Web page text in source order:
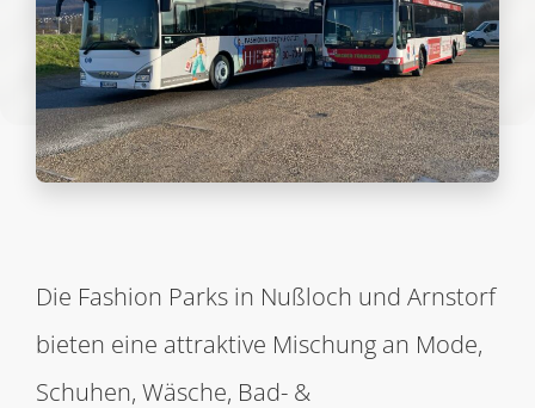
Die Fashion Parks in Nußloch und Arnstorf
bieten eine attraktive Mischung an Mode,
Schuhen, Wäsche, Bad- &